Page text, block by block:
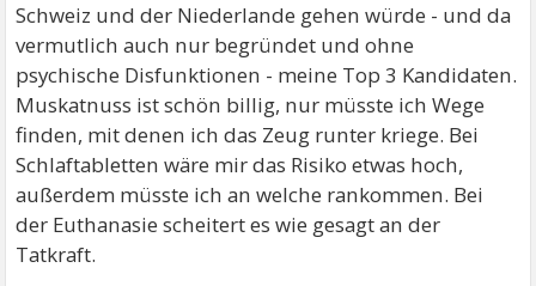
Schweiz und der Niederlande gehen würde - und da
vermutlich auch nur begründet und ohne
psychische Disfunktionen - meine Top 3 Kandidaten.
Muskatnuss ist schön billig, nur müsste ich Wege
finden, mit denen ich das Zeug runter kriege. Bei
Schlaftabletten wäre mir das Risiko etwas hoch,
außerdem müsste ich an welche rankommen. Bei
der Euthanasie scheitert es wie gesagt an der
Tatkraft.